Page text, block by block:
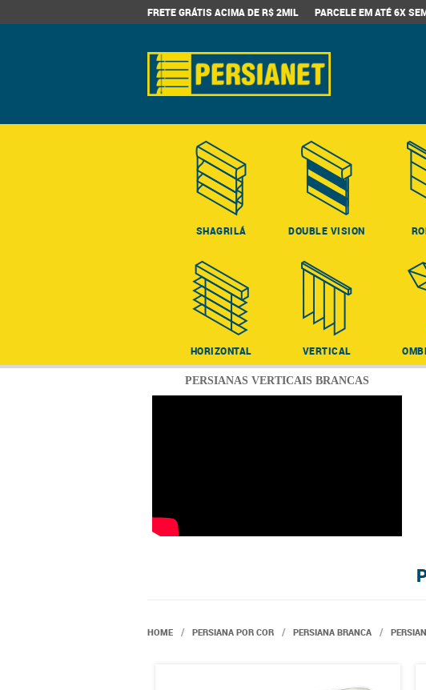
FRETE GRÁTIS ACIMA DE R$ 2MIL PARCELE EM ATÉ 6X
SHAGRILÁ DOUBLE VISION
HORIZONTAL VERTICAL
PERSIANAS VERTICAIS BRANCAS
HOME PERSIANA POR COR PERSIANA BRANCA